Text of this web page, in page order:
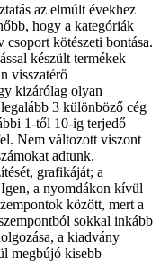
az elmúlt évekhez
hogy a kategóriák
kötészeti bontása.
készült termékek
visszatérő
kizárólag olyan
3 különböző cég
1-től 10-ig terjedő
Nem változott viszont
adtunk.
grafikáját; a
a nyomdákon kívül
között, mert a
sokkal inkább
a kiadvány
megbújó kisebb